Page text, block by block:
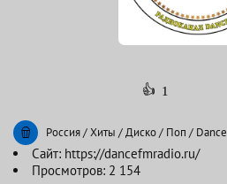
👍 1
Россия/Хиты /Диско/ Поп / Dance
Сайт: https://dancefmradio.ru/
Просмотров: 2 154